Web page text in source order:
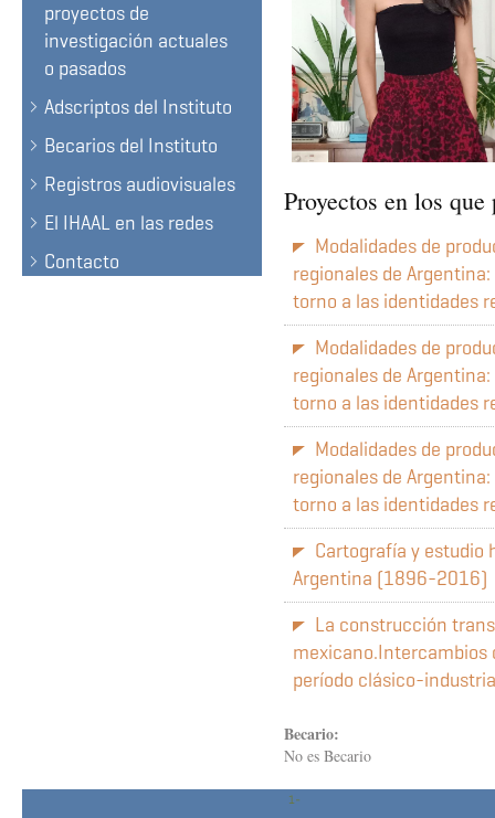
proyectos de
investigación actuales
o pasados
Adscriptos del Instituto
Becarios del Instituto
Registros audiovisuales
El IHAAL en las redes
Contacto
Proyectos en los
Modalidades de
regionales de
torno a las identidades
Modalidades de
regionales de
torno a las identidades
Modalidades de
regionales de
torno a las identidades
Cartografía y estudio
Argentina (1896-2016)
La construcción
mexicano.Intercambios
período clásico-
Becario:
No es Becario